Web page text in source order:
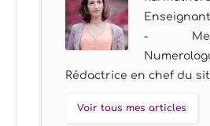
-
Rédactrice en chef du
Voir tous mes articles